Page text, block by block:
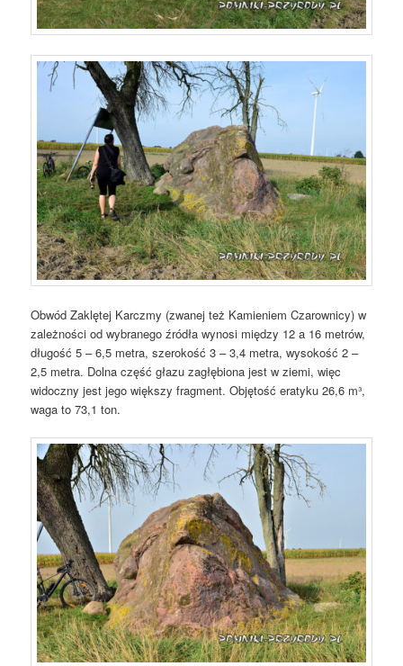
Obwód Zaklętej Karczmy (zwanej też Kamieniem Czarownicy) w
zależności od wybranego źródła wynosi między 12 a 16 metrów,
długość 5 – 6,5 metra, szerokość 3 – 3,4 metra, wysokość 2 –
2,5 metra. Dolna część głazu zagłębiona jest w ziemi, więc
widoczny jest jego większy fragment. Objętość eratyku 26,6 m³,
waga to 73,1 ton.